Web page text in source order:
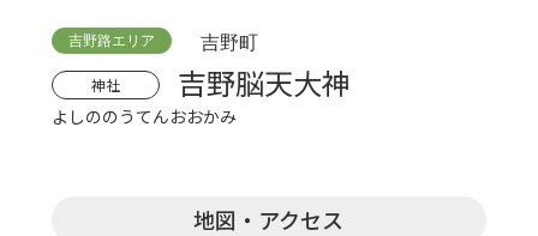
吉野路エリア 吉野町
神社 吉野脳天大神
よしののうてんおおかみ
地図・アクセス